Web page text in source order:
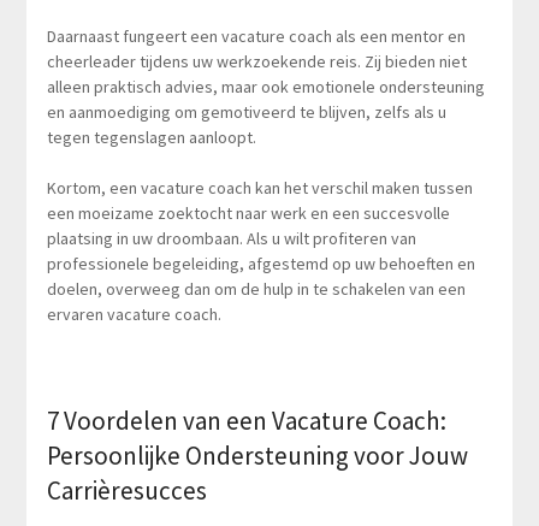
Daarnaast fungeert een vacature coach als een mentor en
cheerleader tijdens uw werkzoekende reis. Zij bieden niet
alleen praktisch advies, maar ook emotionele ondersteuning
en aanmoediging om gemotiveerd te blijven, zelfs als u
tegen tegenslagen aanloopt.
Kortom, een vacature coach kan het verschil maken tussen
een moeizame zoektocht naar werk en een succesvolle
plaatsing in uw droombaan. Als u wilt profiteren van
professionele begeleiding, afgestemd op uw behoeften en
doelen, overweeg dan om de hulp in te schakelen van een
ervaren vacature coach.
7 Voordelen van een Vacature Coach:
Persoonlijke Ondersteuning voor Jouw
Carrièresucces